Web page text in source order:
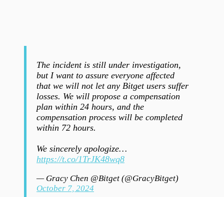
The incident is still under investigation,
but I want to assure everyone affected
that we will not let any Bitget users suffer
losses. We will propose a compensation
plan within 24 hours, and the
compensation process will be completed
within 72 hours.
We sincerely apologize…
https://t.co/1TrJK48wq8
— Gracy Chen @Bitget (@GracyBitget)
October 7, 2024